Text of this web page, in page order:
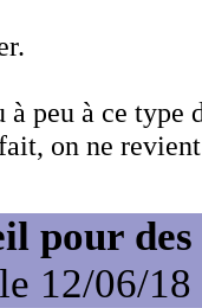
peu à ce type
on ne revient
pour des
12/06/18